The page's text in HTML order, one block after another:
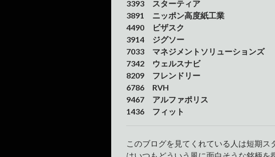
3393 スターティア
3891 ニッポン高度紙工業
4490 ビザスク
3914 ジグソー
7033 マネジメントソリューションズ
7342 ウェルスナビ
8209 フレンドリー
6786 RVH
9467 アルファポリス
1436 フィット
このブログを見てくれている人は短期